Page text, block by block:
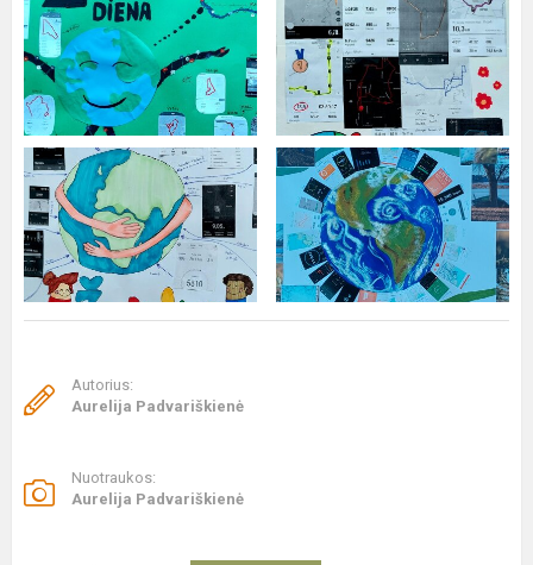
Autorius:
Aurelija Padvariškienė
Nuotraukos:
Aurelija Padvariškienė